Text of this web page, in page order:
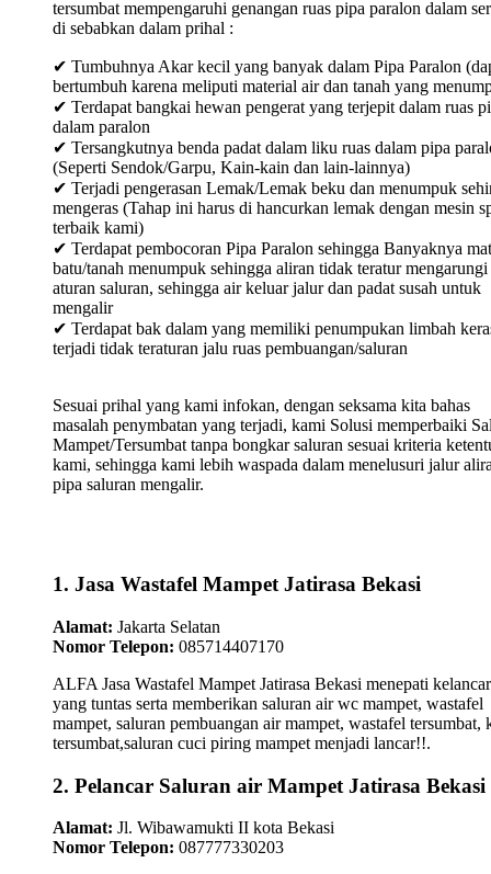
tersumbat mempengaruhi genangan ruas pipa paralon dalam
di sebabkan dalam prihal :
✔ Tumbuhnya Akar kecil yang banyak dalam Pipa Paralon
bertumbuh karena meliputi material air dan tanah yang
✔ Terdapat bangkai hewan pengerat yang terjepit dalam ruas
dalam paralon
✔ Tersangkutnya benda padat dalam liku ruas dalam pipa
(Seperti Sendok/Garpu, Kain-kain dan lain-lainnya)
✔ Terjadi pengerasan Lemak/Lemak beku dan menumpuk
mengeras (Tahap ini harus di hancurkan lemak dengan mesin
terbaik kami)
✔ Terdapat pembocoran Pipa Paralon sehingga Banyaknya
batu/tanah menumpuk sehingga aliran tidak teratur mengarungi
aturan saluran, sehingga air keluar jalur dan padat susah untuk
mengalir
✔ Terdapat bak dalam yang memiliki penumpukan limbah
terjadi tidak teraturan jalu ruas pembuangan/saluran
Sesuai prihal yang kami infokan, dengan seksama kita bahas
masalah penymbatan yang terjadi, kami Solusi memperbaiki
Mampet/Tersumbat tanpa bongkar saluran sesuai kriteria
kami, sehingga kami lebih waspada dalam menelusuri jalur
pipa saluran mengalir.
1. Jasa Wastafel Mampet Jatirasa Bekasi
Alamat: Jakarta Selatan
Nomor Telepon: 085714407170
ALFA Jasa Wastafel Mampet Jatirasa Bekasi menepati
yang tuntas serta memberikan saluran air wc mampet, wastafel
mampet, saluran pembuangan air mampet, wastafel tersumbat,
tersumbat,saluran cuci piring mampet menjadi lancar!!.
2. Pelancar Saluran air Mampet Jatirasa Bekasi
Alamat: Jl. Wibawamukti II kota Bekasi
Nomor Telepon: 087777330203